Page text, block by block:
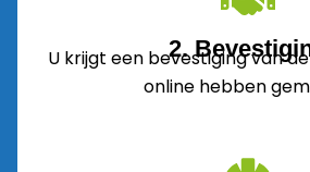
2.
U krijgt een bevestiging van
online hebben